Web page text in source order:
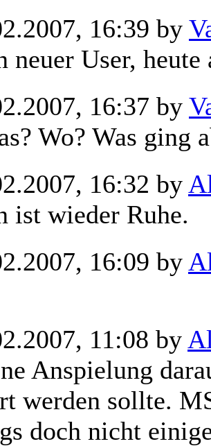
16:39 by
neuer User,
16:37 by
Wo? Was ging
16:32 by
ist wieder Ruhe.
16:09 by
11:08 by
Anspielung
werden sollte.
doch nicht